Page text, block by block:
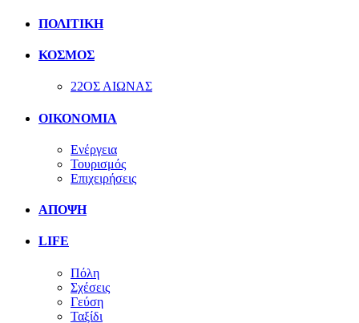
ΠΟΛΙΤΙΚΗ
ΚΟΣΜΟΣ
22ΟΣ ΑΙΩΝΑΣ
ΟΙΚΟΝΟΜΙΑ
Ενέργεια
Τουρισμός
Επιχειρήσεις
ΑΠΟΨΗ
LIFE
Πόλη
Σχέσεις
Γεύση
Ταξίδι